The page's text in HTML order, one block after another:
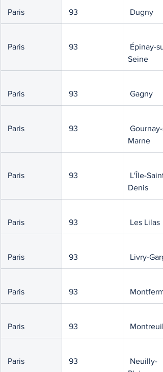
Paris 93 Dugny
Paris 93
Seine
Paris 93 Gagny
Paris 93
Marne
Paris 93
Denis
Paris 93 Les Lilas
Paris 93 Livry-
Paris 93
Paris 93 Montreuil
Paris 93